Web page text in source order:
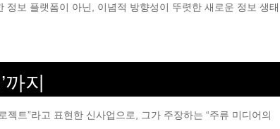
정보 플랫폼이 아닌, 이념적 방향성이 뚜렷한 새로운 정보 생태
지
젝트”라고 표현한 신사업으로, 그가 주장하는 “주류 미디어의